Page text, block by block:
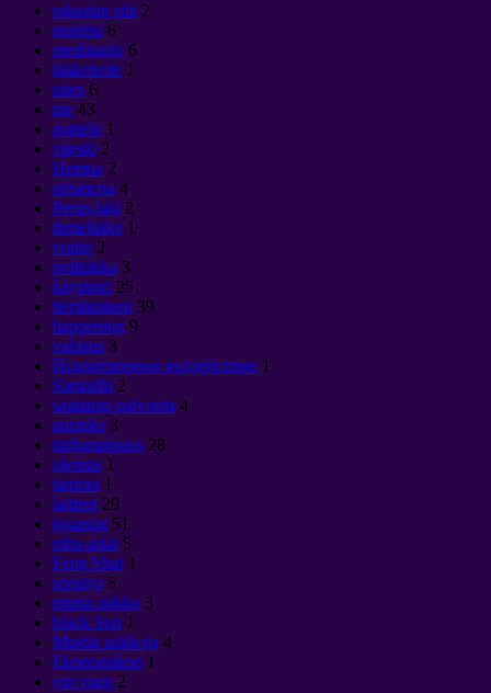
rakastan sitä 2
matriisi 6
meditaatio 6
lääketiede 1
mies 6
me 43
ajattelu 1
väestö 2
Нервы 2
объекты 4
Perus laki 2
ihmelääke 1
voitto 2
politiikka 3
käytäntö 25
herääminen 39
happening 9
valistus 3
Психотронное воздействие 1
Samadhi 2
saatanan palvonta 4
aurinko 3
turhamaisuus 28
olemus 1
tantran 1
laitteet 29
tosiasiat 51
raha-asiat 5
Feng Shui 1
sivistys 5
musta aukko 3
black Sun 1
Mustia aukkoja 4
Ekonomikon 1
yin yang 2